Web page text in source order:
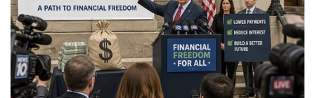
Sức khỏe
Đời sống